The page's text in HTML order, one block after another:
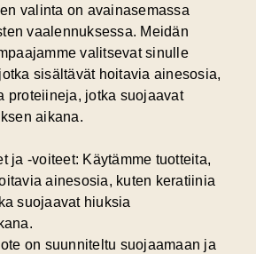
valinta on avainasemassa
vaalennuksessa. Meidän
valitsevat sinulle
sisältävät hoitavia ainesosia,
proteiineja, jotka suojaavat
aikana.
ja -voiteet: Käytämme tuotteita,
ainesosia, kuten keratiinia
suojaavat hiuksia
on suunniteltu suojaamaan ja